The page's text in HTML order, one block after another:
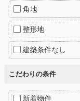
角地
整形地
建築条件なし
こだわりの条件
新着物件